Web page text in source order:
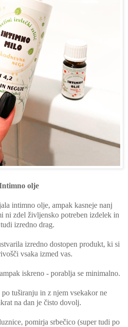
olje
intimno olje, ampak kasneje nanj
ni zdel življensko potreben izdelek in
izredno drag.
izredno dostopen produkt, ki si
vsaka izmed vas.
iskreno - porablja se minimalno.
tuširanju in z njem vsekakor ne
na dan je čisto dovolj.
pomirja srbečico (super tudi po